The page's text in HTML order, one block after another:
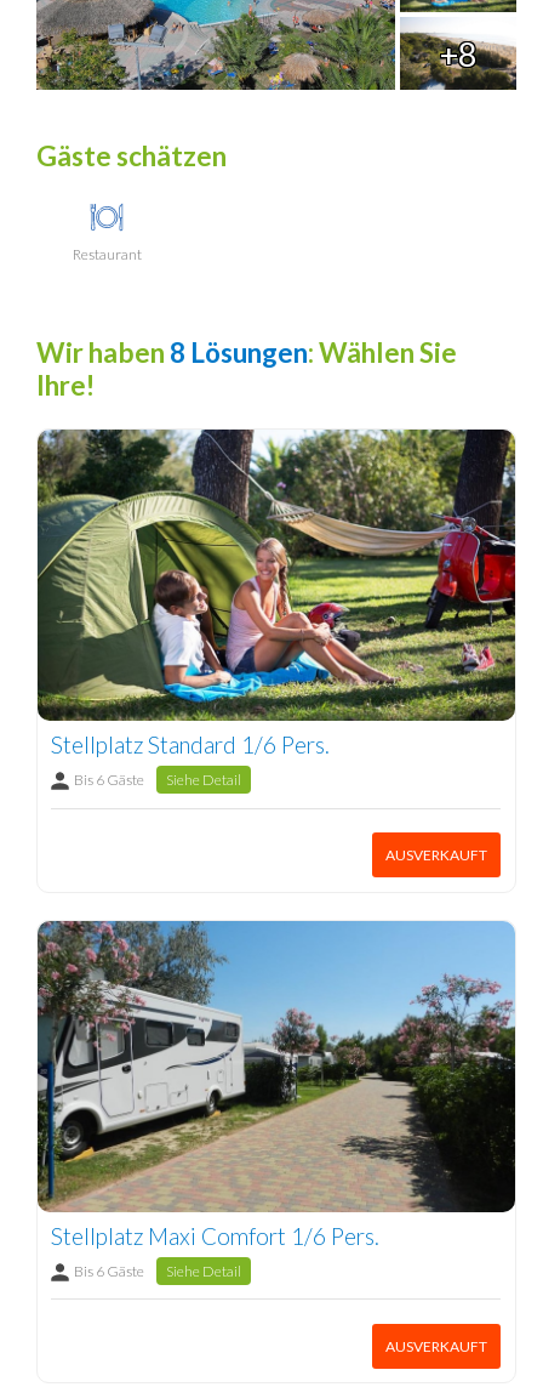
+8
Gäste schätzen
Restaurant
Wir haben 8 Lösungen: Wählen Sie
Ihre!
Stellplatz Standard 1/6 Pers.
Bis 6 Gäste Siehe Detail
AUSVERKAUFT
Stellplatz Maxi Comfort 1/6 Pers.
Bis 6 Gäste Siehe Detail
AUSVERKAUFT